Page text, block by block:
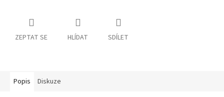
ZEPTAT SE HLÍDAT SDÍLET
Popis Diskuze